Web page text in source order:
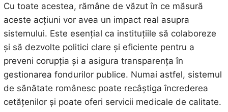
Cu toate acestea, rămâne de văzut în ce măsură
aceste acțiuni vor avea un impact real asupra
sistemului. Este esențial ca instituțiile să colaboreze
și să dezvolte politici clare și eficiente pentru a
preveni corupția și a asigura transparența în
gestionarea fondurilor publice. Numai astfel, sistemul
de sănătate românesc poate recâștiga încrederea
cetățenilor și poate oferi servicii medicale de calitate.